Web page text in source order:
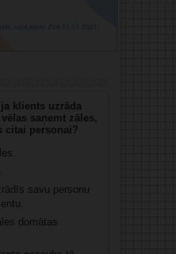
klients uzrāda
saņemt zāles,
citai personai?
savu personu
domātas